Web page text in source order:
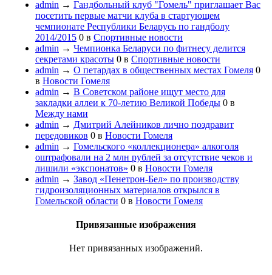
admin → Гандбольный клуб "Гомель" приглашает Вас
посетить первые матчи клуба в стартующем
чемпионате Республики Беларусь по гандболу
2014/2015 0 в Спортивные новости
admin → Чемпионка Беларуси по фитнесу делится
секретами красоты 0 в Спортивные новости
admin → О петардах в общественных местах Гомеля 0
в Новости Гомеля
admin → В Советском районе ищут место для
закладки аллеи к 70-летию Великой Победы 0 в
Между нами
admin → Дмитрий Алейников лично поздравит
передовиков 0 в Новости Гомеля
admin → Гомельского «коллекционера» алкоголя
оштрафовали на 2 млн рублей за отсутствие чеков и
лишили «экспонатов» 0 в Новости Гомеля
admin → Завод «Пенетрон-Бел» по производству
гидро­изоляционных материалов открылся в
Гомельской области 0 в Новости Гомеля
Привязанные изображения
Нет привязанных изображений.